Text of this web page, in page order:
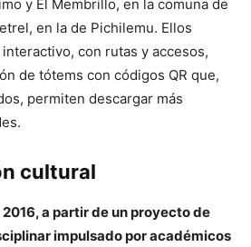
y El Membrillo, en la comuna de
en la de Pichilemu. Ellos
con rutas y accesos,
de tótems con códigos QR que,
permiten descargar más
cultural
a partir de un proyecto de
impulsado por académicos